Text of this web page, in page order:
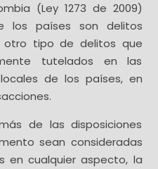
(Ley 1273 de 2009)
los países son delitos
otro tipo de delitos que
tutelados en las
de los países, en
de las disposiciones
sean consideradas
en cualquier aspecto, la